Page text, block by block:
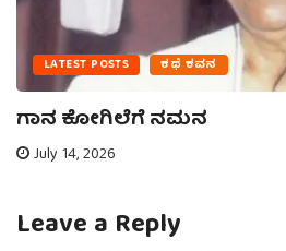
LATEST POSTS ಕಥೆ ಕವನ
ಗಾನ ಕೋಗಿಲೆಗೆ ನಮನ
July 14, 2026
Leave a Reply